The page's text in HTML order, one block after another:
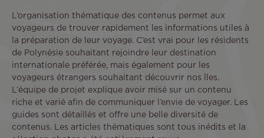
L’organisation thématique des contenus permet aux
voyageurs de trouver rapidement les informations utiles à
la préparation de leur voyage. C’est vrai pour les résidents
de Polynésie souhaitant rejoindre leur destination
internationale préférée, mais également pour les
voyageurs étrangers souhaitant découvrir nos îles.
L’équipe de projet explique avoir misé sur un contenu
riche et varié afin de communiquer l’envie de voyager. Les
guides sont détaillés et offre une belle diversité de
contenus. Les articles thématiques sont tous inédits et la